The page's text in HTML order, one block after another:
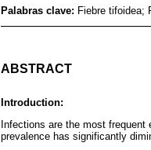
Palabras clave: Fiebre tifoidea;
ABSTRACT
Introduction:
Infections are the most
prevalence has significantly